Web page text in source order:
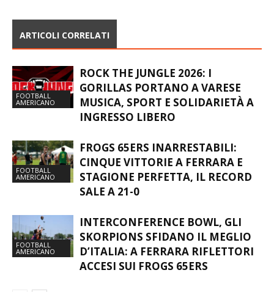
ARTICOLI CORRELATI
FOOTBALL
AMERICANO
ROCK THE JUNGLE 2026: I
GORILLAS PORTANO A VARESE
MUSICA, SPORT E SOLIDARIETÀ A
INGRESSO LIBERO
FOOTBALL
AMERICANO
FROGS 65ERS INARRESTABILI:
CINQUE VITTORIE A FERRARA E
STAGIONE PERFETTA, IL RECORD
SALE A 21-0
FOOTBALL
AMERICANO
INTERCONFERENCE BOWL, GLI
SKORPIONS SFIDANO IL MEGLIO
D’ITALIA: A FERRARA RIFLETTORI
ACCESI SUI FROGS 65ERS